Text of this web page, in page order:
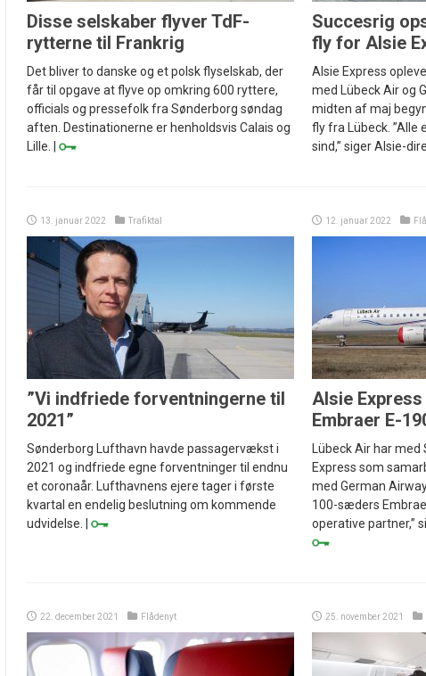
Disse selskaber flyver TdF-
rytterne til Frankrig
Det bliver to danske og et polsk flyselskab, der
får til opgave at flyve op omkring 600 ryttere,
officials og pressefolk fra Sønderborg søndag
aften. Destinationerne er henholdsvis Calais og
Lille. |
Succesrig
fly for Alsie
Alsie Express
med Lübeck Air og
midten af maj
fly fra Lübeck. ”Alle
sind,” siger Alsie-
13. januar 2022 Trafiktal
”Vi indfriede forventningerne til
2021”
Sønderborg Lufthavn havde passagervækst i
2021 og indfriede egne forventninger til endnu
et coronaår. Lufthavnens ejere tager i første
kvartal en endelig beslutning om kommende
udvidelse. |
12. januar 2022
Alsie
Embraer E-
Lübeck Air har
Express som
med German
100-sæders
operative partner,”
22. december 2021 Flådenyt 25. november 2021